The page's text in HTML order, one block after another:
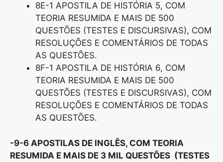
8E-1 APOSTILA DE HISTÓRIA 5, COM
TEORIA RESUMIDA E MAIS DE 500
QUESTÕES (TESTES E DISCURSIVAS), COM
RESOLUÇÕES E COMENTÁRIOS DE TODAS
AS QUESTÕES.
8F-1 APOSTILA DE HISTÓRIA 6, COM
TEORIA RESUMIDA E MAIS DE 500
QUESTÕES (TESTES E DISCURSIVAS), COM
RESOLUÇÕES E COMENTÁRIOS DE TODAS
AS QUESTÕES.
-9-6 APOSTILAS DE INGLÊS, COM TEORIA
RESUMIDA E MAIS DE 3 MIL QUESTÕES (TESTES